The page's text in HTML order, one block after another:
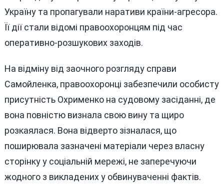
Україну та пропагували наративи країни-агресора.
Її дії стали відомі правоохоронцям під час
оперативно-розшукових заходів.
На відміну від заочного розгляду справи
Самойленка, правоохоронці забезпечили особисту
присутність Охрименко на судовому засіданні, де
вона повністю визнала свою вину та щиро
розкаялася. Вона відверто зізналася, що
поширювала зазначені матеріали через власну
сторінку у соціальній мережі, не заперечуючи
жодного з викладених у обвинуваченні фактів.